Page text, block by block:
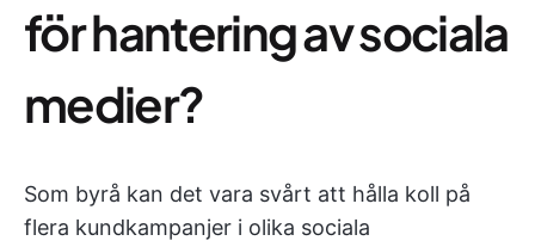
för hantering av sociala
medier?
Som byrå kan det vara svårt att hålla koll på
flera kundkampanjer i olika sociala